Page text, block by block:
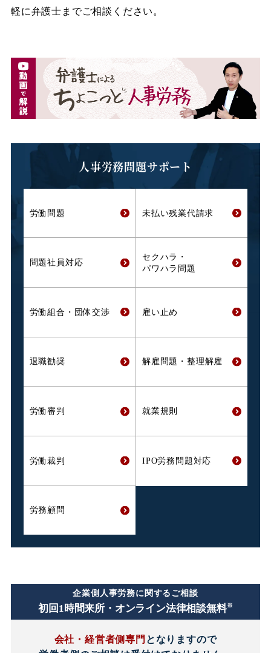
軽に弁護士までご相談ください。
人事労務問題サポート
労働問題 未払い残業代請求
問題社員対応
セクハラ・
パワハラ問題
労働組合・ 団体交渉 雇い止め
退職勧奨 解雇問題・ 整理解雇
労働審判 就業規則
労働裁判 IPO労務問題対応
労務顧問
企業側人事労務に関するご相談
初回1時間来所・オンライン法律相談無料※
会社・経営者側専門 となりますので